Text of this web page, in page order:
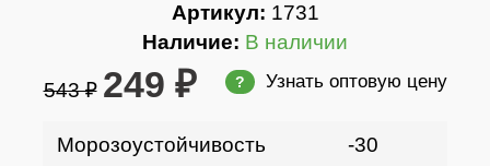
Артикул: 1731
Наличие: В наличии
543 ₽ 249 ₽ ? Узнать оптовую цену
Морозоустойчивость -30